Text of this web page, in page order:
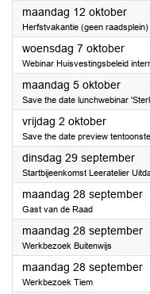
maandag 12 oktober2026
Herfstvakantie (geen raadsplein)
woensdag 7 oktober2026
Webinar Huisvestingsbeleid
maandag 5 oktober2026
Save the date lunchwebinar
vrijdag 2 oktober2026
Save the date preview
dinsdag 29 september
Startbijeenkomst Leeratelier
maandag 28 september
Gast van de Raad
maandag 28 september
Werkbezoek Buitenwijs
maandag 28 september
Werkbezoek Tiem